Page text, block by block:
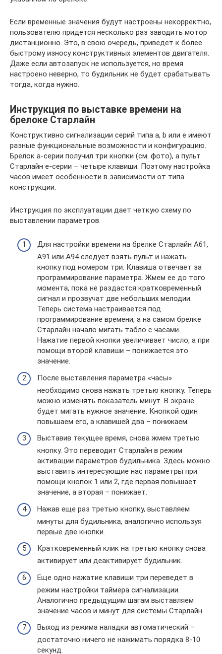
Если временные значения будут настроены некорректно,
пользователю придется несколько раз заводить мотор
дистанционно. Это, в свою очередь, приведет к более
быстрому износу конструктивных элементов двигателя.
Даже если автозапуск не используется, но время
настроено неверно, то будильник не будет срабатывать
тогда, когда нужно.
Инструкция по выставке времени на
брелоке Старлайн
Конструктивно сигнализации серий типа a, b или e имеют
разные функциональные возможности и конфигурацию.
Брелок а-серии получил три кнопки (см. фото), а пульт
Старлайн е-серии – четыре клавиши. Поэтому настройка
часов имеет особенности в зависимости от типа
конструкции.
Инструкция по эксплуатации дает четкую схему по
выставлении параметров.
Для настройки времени на брелке Старлайн А61,
А91 или А94 следует взять пульт и нажать
кнопку под номером три. Клавиша отвечает за
программирование параметра. Жмем ее до того
момента, пока не раздастся кратковременный
сигнал и прозвучат две небольших мелодии.
Теперь система настраивается под
программирование времени, а на самом брелке
Старлайн начало мигать табло с часами.
Нажатие первой кнопки увеличивает число, а при
помощи второй клавиши – понижается это
значение.
После выставления параметра «часы»
необходимо снова нажать третью кнопку. Теперь
можно изменять показатель минут. В экране
будет мигать нужное значение. Кнопкой один
повышаем его, а клавишей два – понижаем.
Выставив текущее время, снова жмем третью
кнопку. Это переводит Старлайн в режим
активации параметров будильника. Здесь можно
выставить интересующие нас параметры при
помощи кнопок 1 или 2, где первая повышает
значение, а вторая – понижает.
Нажав еще раз третью кнопку, выставляем
минуты для будильника, аналогично используя
первые две кнопки.
Кратковременный клик на третью кнопку снова
активирует или деактивирует будильник.
Еще одно нажатие клавиши три переведет в
режим настройки таймера сигнализации.
Аналогично предыдущим шагам выставляем
значение часов и минут для системы Старлайн.
Выход из режима наладки автоматический –
достаточно ничего не нажимать порядка 8-10
секунд.